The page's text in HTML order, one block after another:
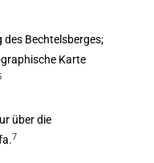
Bechtelsberges;
Karte
über die
7